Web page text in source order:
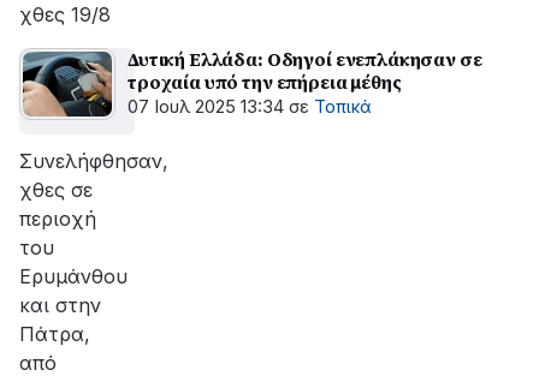
χθες 19/8
Δυτική Ελλάδα: Oδηγοί ενεπλάκησαν σε
τροχαία υπό την επήρεια μέθης
07 Ιουλ 2025 13:34 σε Τοπικά
Συνελήφθησαν,
χθες σε
περιοχή
του
Ερυμάνθου
και στην
Πάτρα,
από